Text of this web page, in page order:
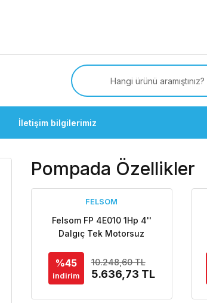
İletişim bilgilerimiz
Pompada Özellikler
FELSOM
Felsom FP 4E010 1Hp 4''
Dalgıç Tek Motorsuz
%45
indirim
10.248,60 TL
5.636,73 TL